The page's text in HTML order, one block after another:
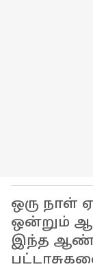
ஒரு நாள்
ஒன்றும்
இந்த